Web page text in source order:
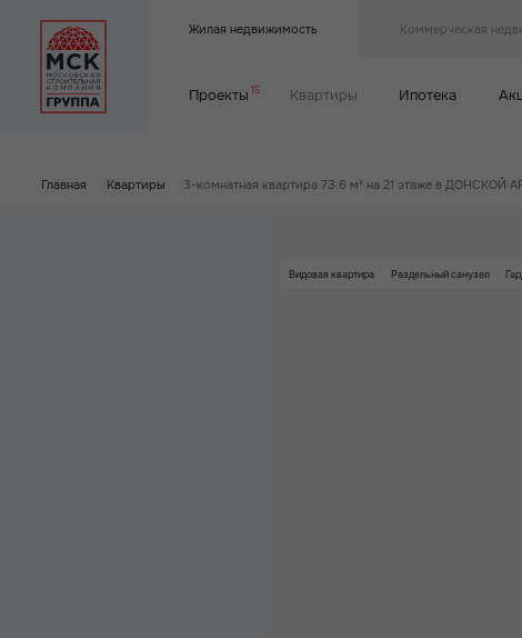
Жилая недвижимость Коммерческая
Проекты 15 Квартиры Ипотека
Главная Квартиры 3-комнатная квартира 73.6 м² на 21 этаже в ДОНСКОЙ
Видовая квартира Раздельный санузел